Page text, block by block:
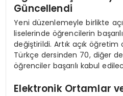
Güncellendi
Yeni düzenlemeyle birlikte
liselerinde öğrencilerin
değiştirildi. Artık açık
Türkçe dersinden 70, diğer
öğrenciler başarılı kabul
Elektronik Ortamlar